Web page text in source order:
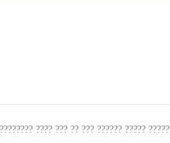
???? ????? ? ????? ????? ?????